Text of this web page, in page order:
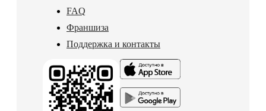
FAQ
Франшиза
Поддержка и контакты